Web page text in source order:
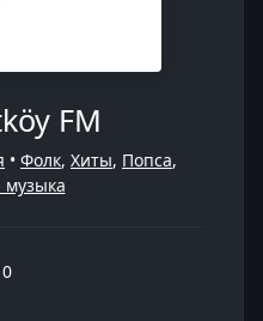
FM
• Фолк, Хиты, Попса,
музыка
0